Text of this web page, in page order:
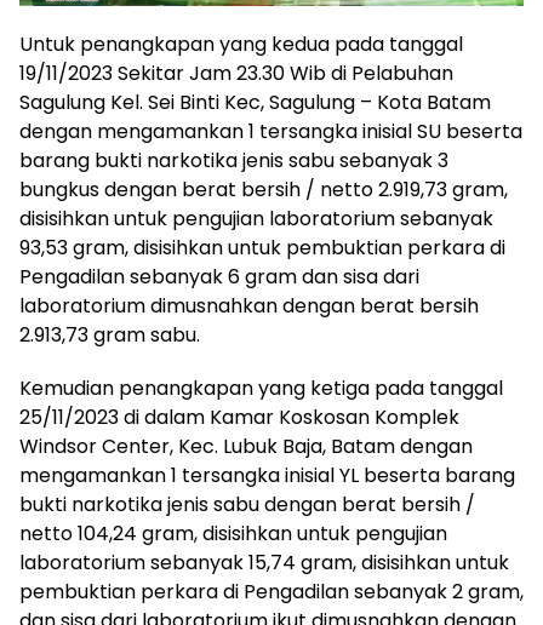
Untuk penangkapan yang kedua pada tanggal
19/11/2023 Sekitar Jam 23.30 Wib di Pelabuhan
Sagulung Kel. Sei Binti Kec, Sagulung – Kota Batam
dengan mengamankan 1 tersangka inisial SU beserta
barang bukti narkotika jenis sabu sebanyak 3
bungkus dengan berat bersih / netto 2.919,73 gram,
disisihkan untuk pengujian laboratorium sebanyak
93,53 gram, disisihkan untuk pembuktian perkara di
Pengadilan sebanyak 6 gram dan sisa dari
laboratorium dimusnahkan dengan berat bersih
2.913,73 gram sabu.
Kemudian penangkapan yang ketiga pada tanggal
25/11/2023 di dalam Kamar Koskosan Komplek
Windsor Center, Kec. Lubuk Baja, Batam dengan
mengamankan 1 tersangka inisial YL beserta barang
bukti narkotika jenis sabu dengan berat bersih /
netto 104,24 gram, disisihkan untuk pengujian
laboratorium sebanyak 15,74 gram, disisihkan untuk
pembuktian perkara di Pengadilan sebanyak 2 gram,